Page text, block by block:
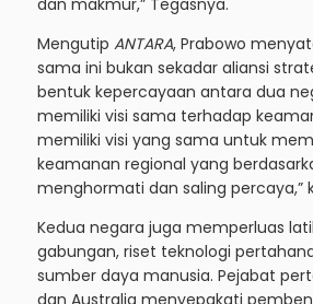
dan makmur,” Tegasnya.
Mengutip ANTARA, Prabowo
sama ini bukan sekadar aliansi
bentuk kepercayaan antara dua
memiliki visi sama terhadap
memiliki visi yang sama untuk
keamanan regional yang
menghormati dan saling percaya,”
Kedua negara juga memperluas
gabungan, riset teknologi
sumber daya manusia. Pejabat